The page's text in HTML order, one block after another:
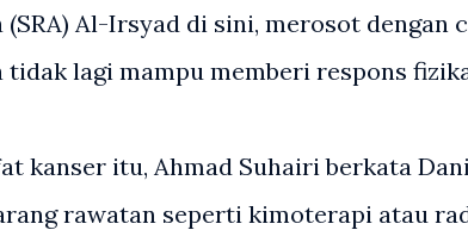
(SRA) Al-Irsyad di sini, merosot dengan
lagi mampu memberi respons
kanser itu, Ahmad Suhairi berkata
rawatan seperti kimoterapi atau